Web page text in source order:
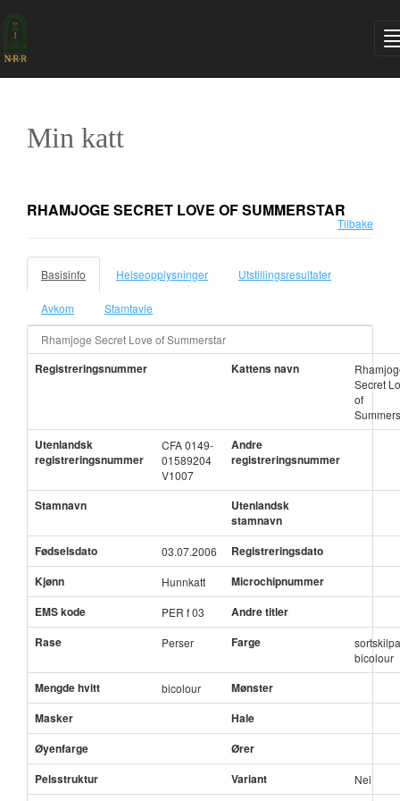
Min katt
RHAMJOGE SECRET LOVE OF SUMMERSTAR
Tilbake
Basisinfo Helseopplysninger Utstillingsresultater
Avkom Stamtavle
Rhamjoge Secret Love of Summerstar
Registreringsnummer Kattens navn
Secret
of
Utenlandsk
registreringsnummer
CFA 0149-
01589204
V1007
Andre
registreringsnummer
Stamnavn
Utenlandsk
stamnavn
Fødselsdato
03.07.2006
Registreringsdato
Kjønn
Hunnkatt
Microchipnummer
EMS kode
PER f 03
Andre titler
Rase
Perser Farge
bicolour
Mengde hvitt bicolour
Mønster
Masker
Hale
Øyenfarge
Ører
Pelsstruktur
Variant Nei